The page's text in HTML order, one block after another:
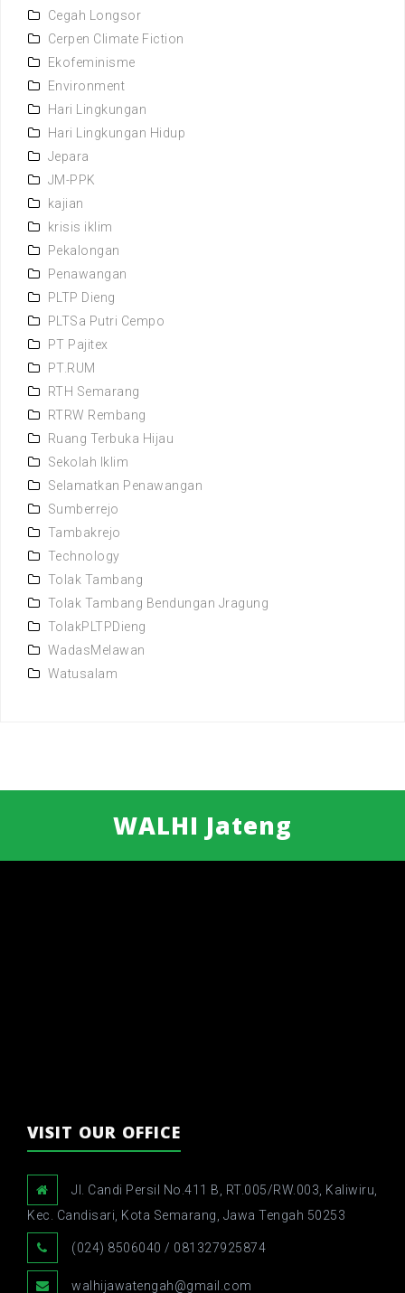
Cegah Longsor
Cerpen Climate Fiction
Ekofeminisme
Environment
Hari Lingkungan
Hari Lingkungan Hidup
Jepara
JM-PPK
kajian
krisis iklim
Pekalongan
Penawangan
PLTP Dieng
PLTSa Putri Cempo
PT Pajitex
PT.RUM
RTH Semarang
RTRW Rembang
Ruang Terbuka Hijau
Sekolah Iklim
Selamatkan Penawangan
Sumberrejo
Tambakrejo
Technology
Tolak Tambang
Tolak Tambang Bendungan Jragung
TolakPLTPDieng
WadasMelawan
Watusalam
WALHI Jateng
VISIT OUR OFFICE
Jl. Candi Persil No.411 B, RT.005/RW.003, Kaliwiru,
Kec. Candisari, Kota Semarang, Jawa Tengah 50253
(024) 8506040 / 081327925874
walhijawatengah@gmail.com